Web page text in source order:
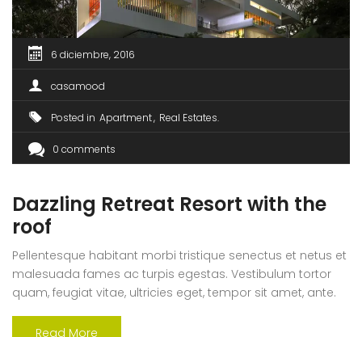
6 diciembre, 2016
casamood
Posted in Apartment Real Estates
0 comments
Dazzling Retreat Resort with the
roof
Pellentesque habitant morbi tristique senectus et netus et
malesuada fames ac turpis egestas. Vestibulum tortor
quam, feugiat vitae, ultricies eget, tempor sit amet, ante.
ultricies mi vitae est. Mauris placerat eleifend leo. Quisque
Read More